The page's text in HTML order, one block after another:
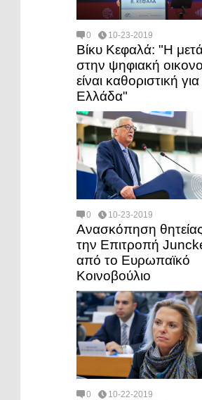
0 10-23-2019
Βίκυ Κεφαλά: "Η
στην ψηφιακή
είναι καθοριστική
Ελλάδα"
0 10-23-2019
Ανασκόπηση
την Επιτροπή
από το Ευρωπαϊκό
Κοινοβούλιο
0 10-22-2019